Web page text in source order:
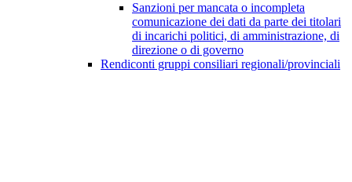
Sanzioni per mancata o incompleta
comunicazione dei dati da parte dei titolari
di incarichi politici, di amministrazione, di
direzione o di governo
Rendiconti gruppi consiliari regionali/provinciali